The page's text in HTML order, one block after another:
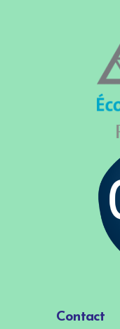
Contact